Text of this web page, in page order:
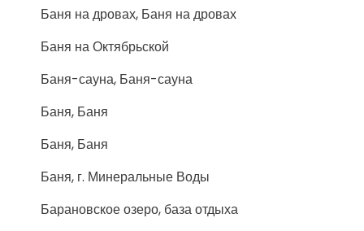
Баня на дровах, Баня на дровах
Баня на Октябрьской
Баня-сауна, Баня-сауна
Баня, Баня
Баня, Баня
Баня, г. Минеральные Воды
Барановское озеро, база отдыха